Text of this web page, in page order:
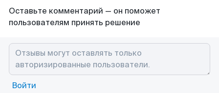
Оставьте комментарий — он поможет
пользователям принять решение
Войти